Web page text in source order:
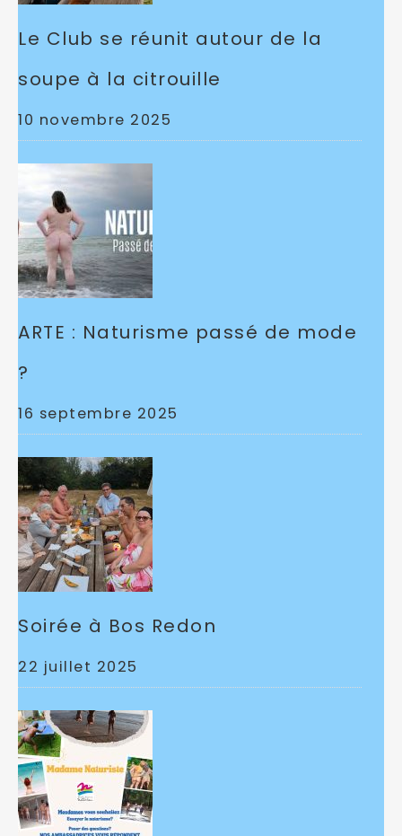
Le Club se réunit autour de la
soupe à la citrouille
10 novembre 2025
ARTE : Naturisme passé de mode
?
16 septembre 2025
Soirée à Bos Redon
22 juillet 2025